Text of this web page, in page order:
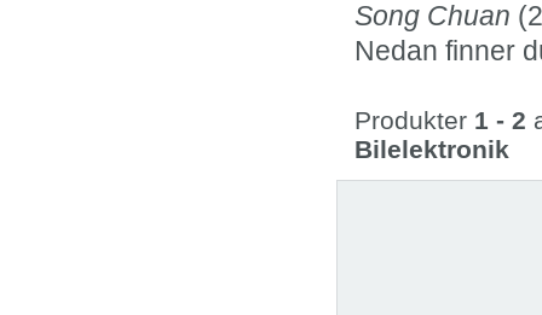
Song Chuan
Nedan finner
Produkter 1 - 2
Bilelektronik